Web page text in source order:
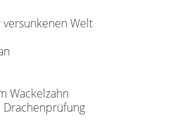
Welt
Wackelzahn